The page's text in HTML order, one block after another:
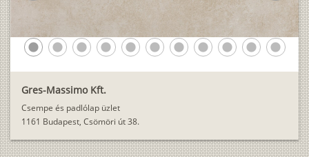
Gres-Massimo Kft.
Csempe és padlólap üzlet
1161 Budapest, Csömöri út 38.
lens lens lens lens lens lens lens lens lens lens lens